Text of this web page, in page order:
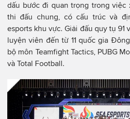
dấu bước đi quan trọng trong việc
thi đấu chung, có cấu trúc và
esports khu vực. Giải đấu quy tụ 91
luyện viên đến từ 11 quốc gia
bộ môn Teamfight Tactics, PUBG
và Total Football.